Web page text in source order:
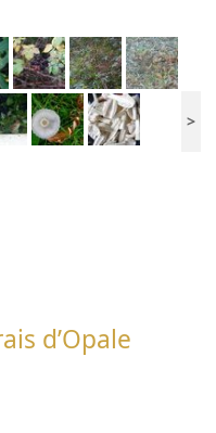
>
d’Opale